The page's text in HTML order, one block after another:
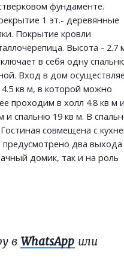
фундаменте.
1 эт.- деревянные
Покрытие кровли
Высота - 2.7
в себя одну
Вход в дом
кв м, в которой можно
проходим в холл 4.8 кв м
спальню 19 кв м. В
совмещена с
два выхода
домик, так и на роль
в WhatsApp или